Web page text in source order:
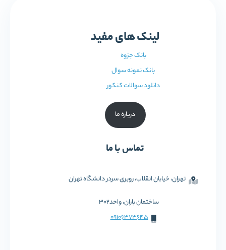
لینک های مفید
بانک جزوه
بانک نمونه سوال
دانلود سوالات کنکور
درباره ما
تماس با ما
تهران، خیابان انقلاب، روبری سردر دانشگاه تهران
ساختمان باران، واحد302
09106373645